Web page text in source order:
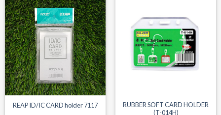
REAP ID/IC CARD holder 7117
RUBBER SOFT CARD HOLDER
(T-014H)